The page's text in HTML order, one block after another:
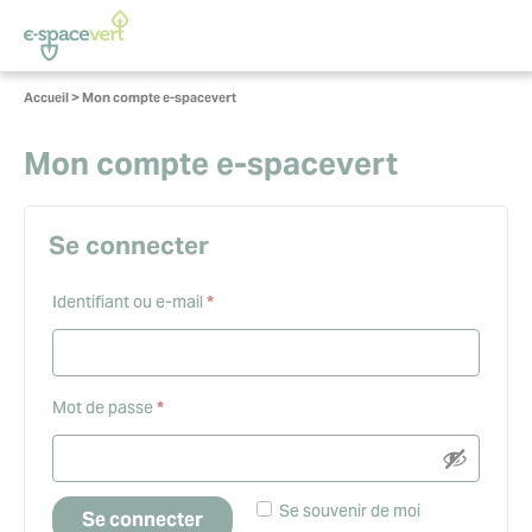
Panneau de gestion des cookies
Vous
Accueil>Mon compte e-spacevert
Mon compte e-spacevert
Se connecter
Identifiant ou e-mail *Obligatoire
Mot de passe*Obligatoire
Se souvenir de moi
Se connecter